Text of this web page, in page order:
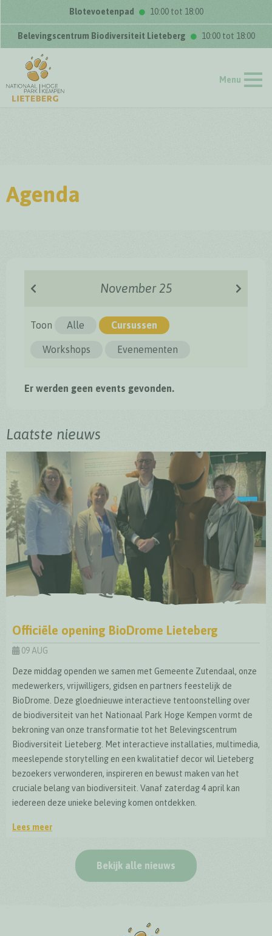
Blotevoetenpad 10:00 tot 18:00
Belevingscentrum Biodiversiteit Lieteberg 10:00 tot 18:00
Menu
Agenda
November 25
Toon Alle Cursussen
Workshops Evenementen
Er werden geen events gevonden.
Laatste nieuws
Officiële opening BioDrome Lieteberg
09 AUG
Deze middag openden we samen met Gemeente Zutendaal, onze
medewerkers, vrijwilligers, gidsen en partners feestelijk de
BioDrome. Deze gloednieuwe interactieve tentoonstelling over
de biodiversiteit van het Nationaal Park Hoge Kempen vormt de
bekroning van onze transformatie tot het Belevingscentrum
Biodiversiteit Lieteberg. Met interactieve installaties, multimedia,
meeslepende storytelling en een kwalitatief decor wil Lieteberg
bezoekers verwonderen, inspireren en bewust maken van het
cruciale belang van biodiversiteit. Vanaf zaterdag 4 april kan
iedereen deze unieke beleving komen ontdekken.
Lees meer
Bekijk alle nieuws